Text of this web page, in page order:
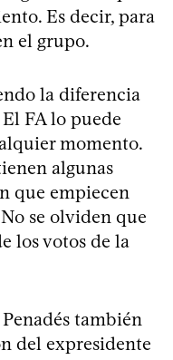
Es decir, para
el grupo.
la diferencia
FA lo puede
momento.
algunas
que empiecen
se olviden que
los votos de la
también
del expresidente